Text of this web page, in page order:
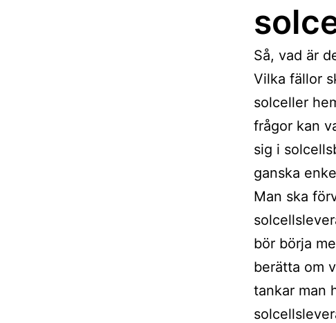
Så, vad är
Vilka fällor
solceller
frågor kan
sig i
ganska
Man ska
bör börja
berätta om
tankar man